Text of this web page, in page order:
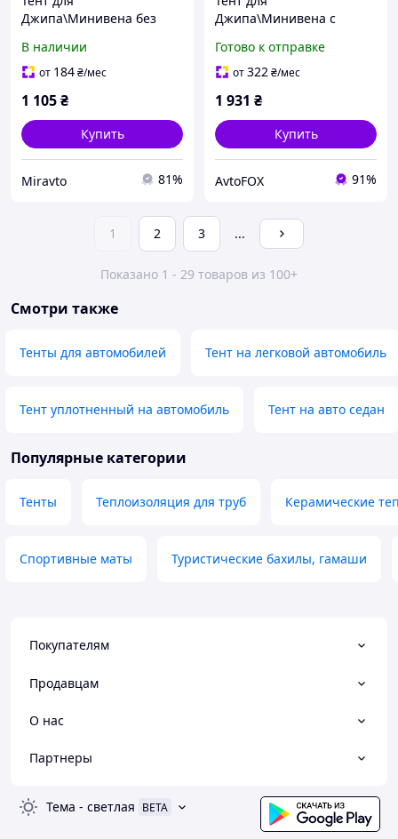
Джипа\Минивена без
ELEGANT 100271 (карман
под зеркало/в сумке)
В наличии
от 184₴/мес
1 105₴
Купить
Miravto 81%
Джипа\Минивена с
510x195x155см ELEGANT
100263 (карман под
уплотненный)
Готово к отправке
от322₴/мес
1 931 ₴
Купить
AvtoFOX 91%
1 2 3 ...
Показано 1 - 29 товаров из 100+
Смотри также
Тенты для автомобилей Тент на легковой автомобиль
Тент уплотненный на автомобиль Тент на авто седан
Популярные категории
Тенты Теплоизоляция для труб Керамические
Спортивные маты Туристические бахилы, гамаши
Покупателям
Продавцам
О нас
Партнеры
Тема - светлая BETA